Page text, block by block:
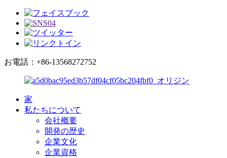
お電話：+86-13568272752
家
私たちについて
会社概要
開発の歴史
企業文化
企業資格